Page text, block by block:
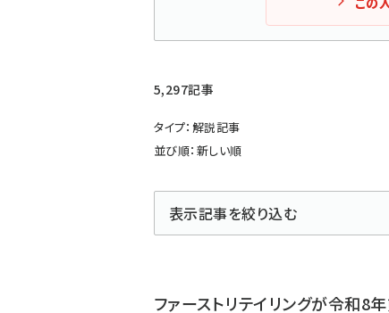
5,297記事
タイプ：解説記事
並び順：新しい順
表示記事を絞り込む
ファーストリテイリングが令和8